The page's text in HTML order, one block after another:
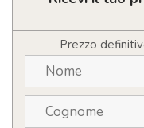
quantitàPrezzo